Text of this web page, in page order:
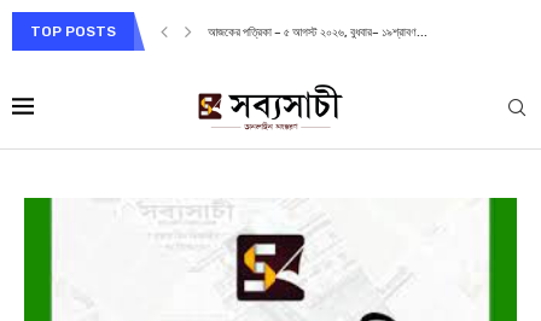
TOP POSTS আজকের পত্রিকা – ৫ আগস্ট ২০২৬, বুধবার– ১৯শ্রাবণ...